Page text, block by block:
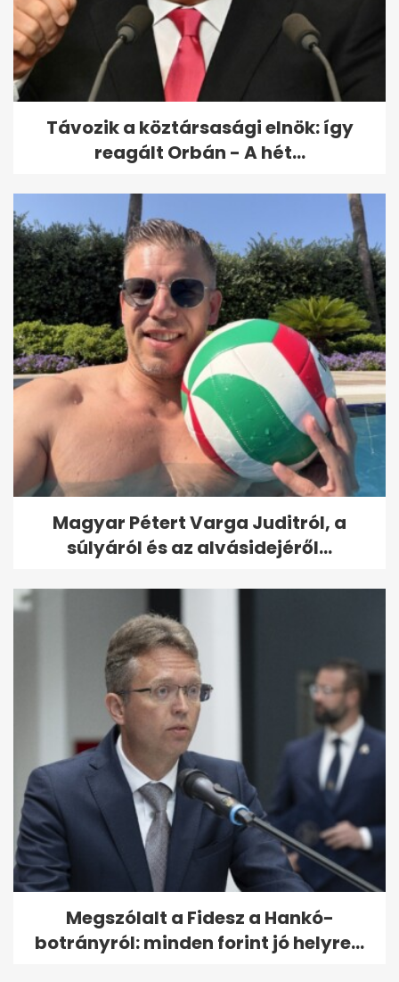
Távozik a köztársasági elnök: így
reagált Orbán - A hét...
Magyar Pétert Varga Juditról, a
súlyáról és az alvásidejéről...
Megszólalt a Fidesz a Hankó-
botrányról: minden forint jó helyre...